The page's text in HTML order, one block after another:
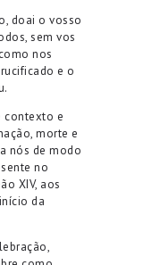
doai o vosso
sem vos
nos
e o
contexto e
morte e
nós de modo
no
XIV, aos
da